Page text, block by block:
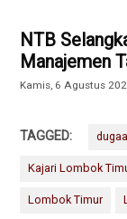
NTB
Manajemen
Kamis, 6 Agustus
TAGGED:
Kajari Lombok
Lombok Timur